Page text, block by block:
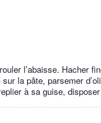
l’abaisse. Hacher
la pâte, parsemer
à sa guise,